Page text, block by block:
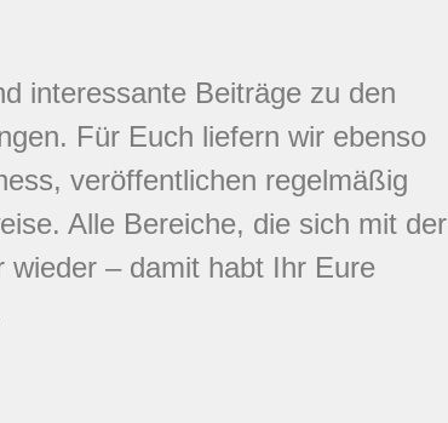
interessante Beiträge zu den
Für Euch liefern wir ebenso
veröffentlichen regelmäßig
Alle Bereiche, die sich mit der
– damit habt Ihr Eure